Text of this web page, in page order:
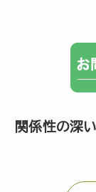
関係性の深